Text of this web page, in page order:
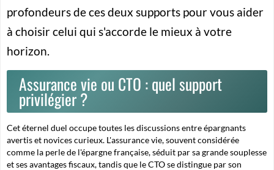
profondeurs de ces deux supports pour vous aider
à choisir celui qui s'accorde le mieux à votre
horizon.
Assurance vie ou CTO : quel support
privilégier ?
Cet éternel duel occupe toutes les discussions entre épargnants
avertis et novices curieux. L'assurance vie, souvent considérée
comme la perle de l'épargne française, séduit par sa grande souplesse
et ses avantages fiscaux, tandis que le CTO se distingue par son